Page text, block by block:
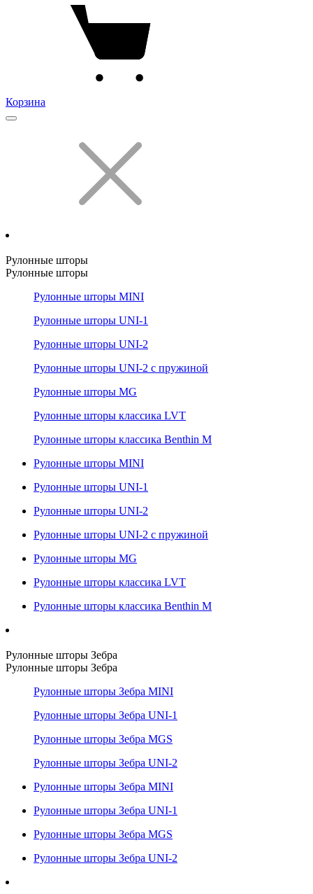
Корзина
Рулонные шторы
Рулонные шторы
Рулонные шторы MINI
Рулонные шторы UNI-1
Рулонные шторы UNI-2
Рулонные шторы UNI-2 с пружиной
Рулонные шторы MG
Рулонные шторы классика LVT
Рулонные шторы классика Benthin M
Рулонные шторы MINI
Рулонные шторы UNI-1
Рулонные шторы UNI-2
Рулонные шторы UNI-2 с пружиной
Рулонные шторы MG
Рулонные шторы классика LVT
Рулонные шторы классика Benthin M
Рулонные шторы Зебра
Рулонные шторы Зебра
Рулонные шторы Зебра MINI
Рулонные шторы Зебра UNI-1
Рулонные шторы Зебра MGS
Рулонные шторы Зебра UNI-2
Рулонные шторы Зебра MINI
Рулонные шторы Зебра UNI-1
Рулонные шторы Зебра MGS
Рулонные шторы Зебра UNI-2